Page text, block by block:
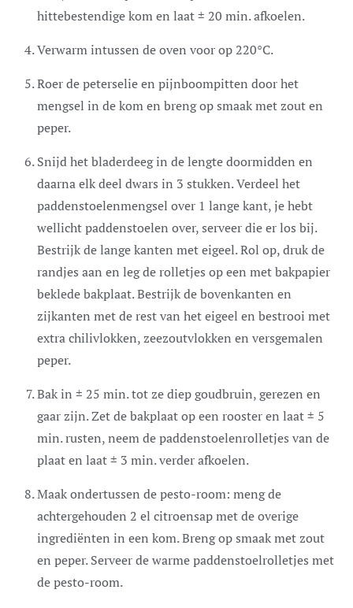
hittebestendige kom en laat ± 20 min. afkoelen.
Verwarm intussen de oven voor op 220°C.
Roer de peterselie en pijnboompitten door het
mengsel in de kom en breng op smaak met zout en
peper.
Snijd het bladerdeeg in de lengte doormidden en
daarna elk deel dwars in 3 stukken. Verdeel het
paddenstoelenmengsel over 1 lange kant, je hebt
wellicht paddenstoelen over, serveer die er los bij.
Bestrijk de lange kanten met eigeel. Rol op, druk de
randjes aan en leg de rolletjes op een met bakpapier
beklede bakplaat. Bestrijk de bovenkanten en
zijkanten met de rest van het eigeel en bestrooi met
extra chilivlokken, zeezoutvlokken en versgemalen
peper.
Bak in ± 25 min. tot ze diep goudbruin, gerezen en
gaar zijn. Zet de bakplaat op een rooster en laat ± 5
min. rusten, neem de paddenstoelenrolletjes van de
plaat en laat ± 3 min. verder afkoelen.
Maak ondertussen de pesto-room: meng de
achtergehouden 2 el citroensap met de overige
ingrediënten in een kom. Breng op smaak met zout
en peper. Serveer de warme paddenstoelrolletjes met
de pesto-room.